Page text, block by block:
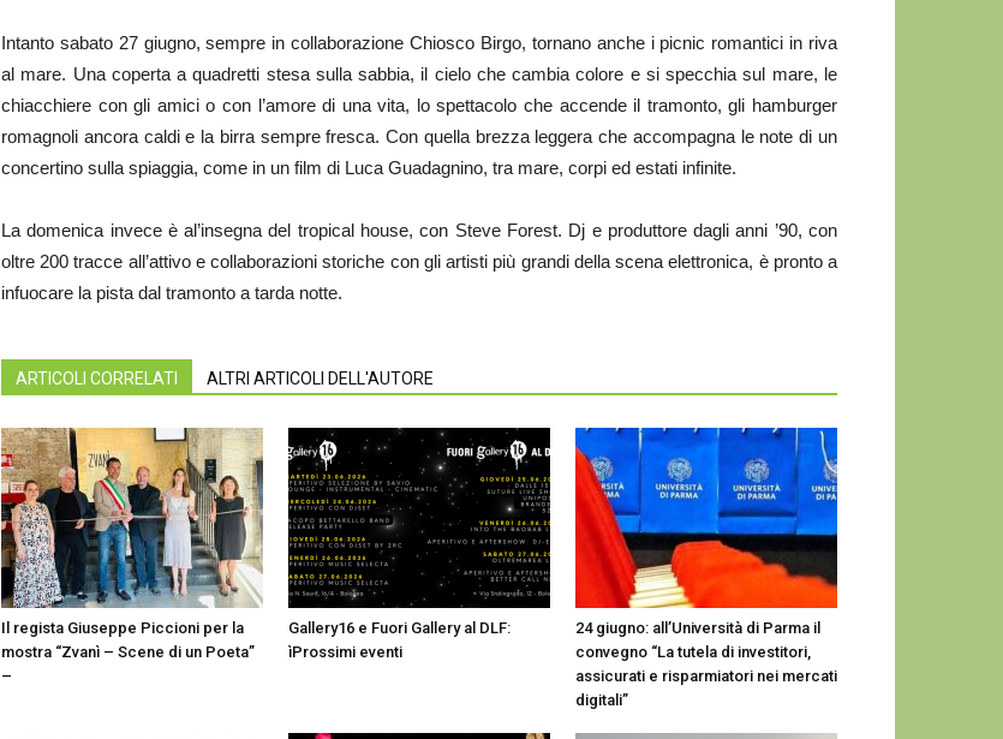
Intanto sabato 27 giugno, sempre in collaborazione Chiosco Birgo, tornano anche i picnic romantici in riva
al mare. Una coperta a quadretti stesa sulla sabbia, il cielo che cambia colore e si specchia sul mare, le
chiacchiere con gli amici o con l’amore di una vita, lo spettacolo che accende il tramonto, gli hamburger
romagnoli ancora caldi e la birra sempre fresca. Con quella brezza leggera che accompagna le note di un
concertino sulla spiaggia, come in un film di Luca Guadagnino, tra mare, corpi ed estati infinite.
La domenica invece è al’insegna del tropical house, con Steve Forest. Dj e produttore dagli anni ’90, con
oltre 200 tracce all’attivo e collaborazioni storiche con gli artisti più grandi della scena elettronica, è pronto a
infuocare la pista dal tramonto a tarda notte.
ARTICOLI CORRELATI ALTRI ARTICOLI DELL'AUTORE
Il regista Giuseppe Piccioni per la
mostra “Zvanì – Scene di un Poeta”
–
Gallery16 e Fuori Gallery al DLF:
ìProssimi eventi
24 giugno: all’Università di Parma il
convegno “La tutela di investitori,
assicurati e risparmiatori nei mercati
digitali”